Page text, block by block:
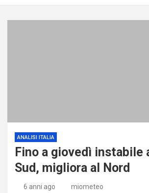
ANALISI ITALIA
Fino a giovedì instabile
Sud, migliora al Nord
6 anni ago miometeo